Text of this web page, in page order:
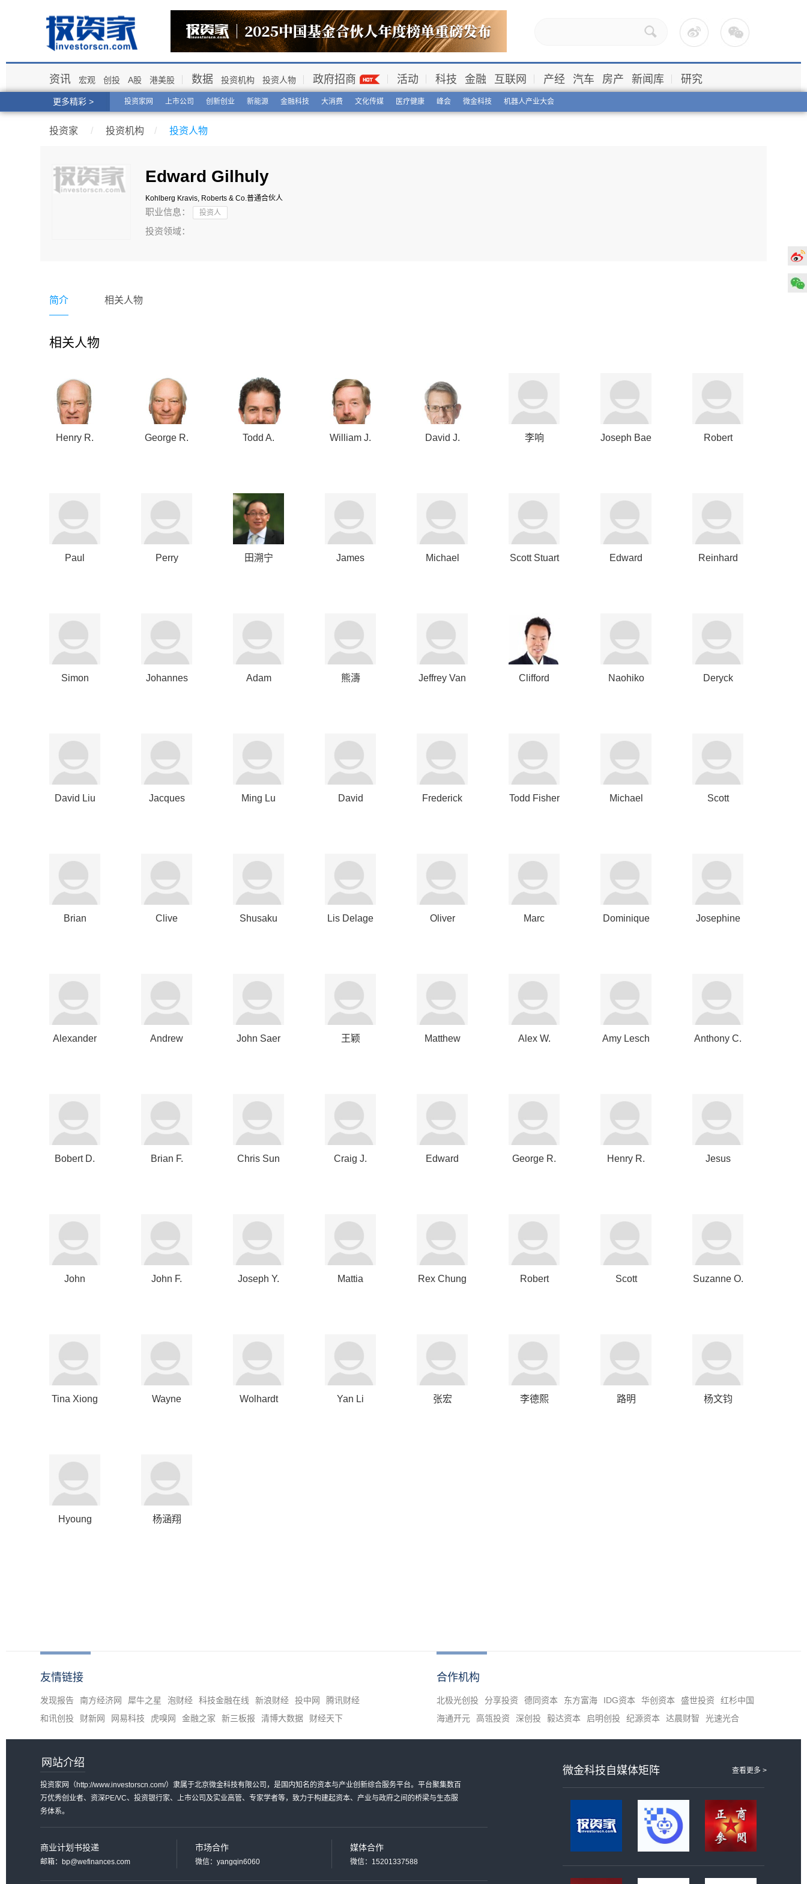
更多精彩 > 投资家网 上市公司 创新创业 新能源 金融科技 大消费 文化传媒 医疗健康 峰会 微金科技 机器人产业大会
资讯 宏观 创投 A股 港美股 数据 投资机构 投资人物 政府招商 活动 科技 金融 互联网 产经 汽车 房产 新闻库 研究
投资家 / 投资机构 / 投资人物
Edward Gilhuly
Kohlberg Kravis, Roberts & Co.普通合伙人
职业信息： 投资人
投资领域：
简介 相关人物
相关人物
Henry R. George R. Todd A. William J. David J. 李响 Joseph Bae Robert
Paul Perry 田溯宁 James Michael Scott Stuart Edward Reinhard
Simon Johannes Adam 熊濤 Jeffrey Van Clifford Naohiko Deryck
David Liu Jacques Ming Lu David Frederick Todd Fisher Michael Scott
Brian Clive Shusaku Lis Delage Oliver Marc Dominique Josephine
Alexander Andrew John Saer 王颖 Matthew Alex W. Amy Lesch Anthony C.
Bobert D. Brian F. Chris Sun Craig J. Edward George R. Henry R. Jesus
John John F. Joseph Y. Mattia Rex Chung Robert Scott Suzanne O.
Tina Xiong Wayne Wolhardt Yan Li 张宏 李德熙 路明 杨文钧
Hyoung 杨涵翔
友情链接
发现报告 南方经济网 犀牛之星 泡财经 科技金融在线 新浪财经 投中网
腾讯财经
和讯创投
财新网 网易科技 虎嗅网 金融之家 新三板报 清博大数据 财经天下
合作机构
北极光创投 分享投资 德同资本 东方富海 IDG资本 华创资本 盛世投资
红杉中国
海通开元
高瓴投资 深创投 毅达资本 启明创投 纪源资本 达晨财智 光速光合
网站介绍
投资家网（http://www.investorscn.com/）隶属于北京微金科技有限公司，是国内知名的资本与产业创新综合服务平台。平台聚集数百
万优秀创业者、资深PE/VC、投资银行家、上市公司及实业高管、专家学者等，致力于构建起资本、产业与政府之间的桥梁与生态服
务体系。
商业计划书投递
邮箱：bp@wefinances.com
市场合作
微信：yangqin6060
媒体合作
微信：15201337588
查看更多 >
微金科技自媒体矩阵